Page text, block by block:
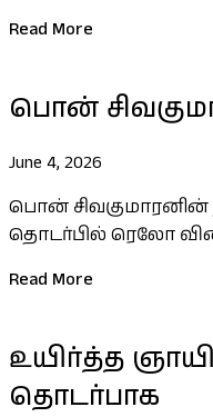
Read More
பொன்
June 4, 2026
பொன் சிவகுமாரனின்
தொடர்பில் ரெலோ
Read More
உயிர்த்த
தொடர்பாக